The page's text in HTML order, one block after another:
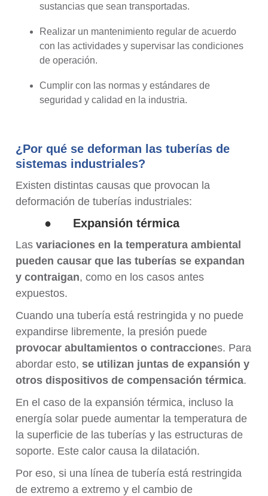
sustancias que sean transportadas.
Realizar un mantenimiento regular de acuerdo
con las actividades y supervisar las condiciones
de operación.
Cumplir con las normas y estándares de
seguridad y calidad en la industria.
¿Por qué se deforman las tuberías de
sistemas industriales?
Existen distintas causas que provocan la
deformación de tuberías industriales:
● Expansión térmica
Las variaciones en la temperatura ambiental
pueden causar que las tuberías se expandan
y contraigan, como en los casos antes
expuestos.
Cuando una tubería está restringida y no puede
expandirse libremente, la presión puede
provocar abultamientos o contracciones. Para
abordar esto, se utilizan juntas de expansión y
otros dispositivos de compensación térmica.
En el caso de la expansión térmica, incluso la
energía solar puede aumentar la temperatura de
la superficie de las tuberías y las estructuras de
soporte. Este calor causa la dilatación.
Por eso, si una línea de tubería está restringida
de extremo a extremo y el cambio de